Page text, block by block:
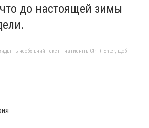
до настоящей зимы
необхідний текст і натисніть Ctrl + Enter, щоб